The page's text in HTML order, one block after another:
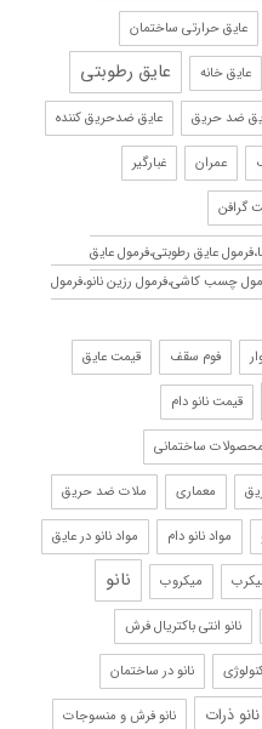
عایق حرارتی ساختمان
عایق خانه عایق رطوبتی
ضد حریق عایق ضدحریق کننده
عمران غبارگیر
گرافن
عایق رطوبتی،فرمول عایق
چسب کاشی،فرمول رزین نانو،فرمول
فوم سقف قیمت عایق
قیمت نانو دام
محصولات ساختمانی
معماری ملات ضد حریق
مواد نانو دام مواد نانو در عایق
میکروب نانو
نانو انتی باکتریال فرش
نانو در ساختمان
نانو ذرات نانو فرش و منسوجات